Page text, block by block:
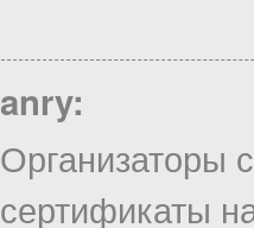
anry:
Организаторы
сертификаты